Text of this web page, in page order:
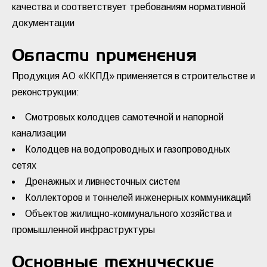
качества и соответствует требованиям нормативной
документации
Области применения
Продукция АО «ККПД» применяется в строительстве и
реконструкции:
Смотровых колодцев самотечной и напорной
канализации
Колодцев на водопроводных и газопроводных
сетях
Дренажных и ливнесточных систем
Коллекторов и тоннелей инженерных коммуникаций
Объектов жилищно-коммунального хозяйства и
промышленной инфраструктуры
Основные технические